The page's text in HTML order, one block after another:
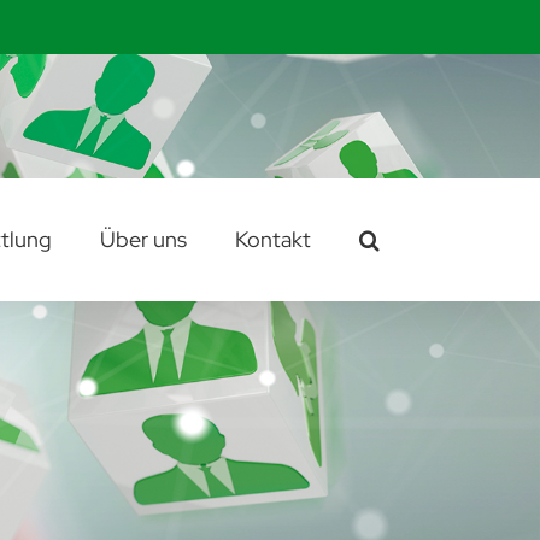
Über uns Kontakt